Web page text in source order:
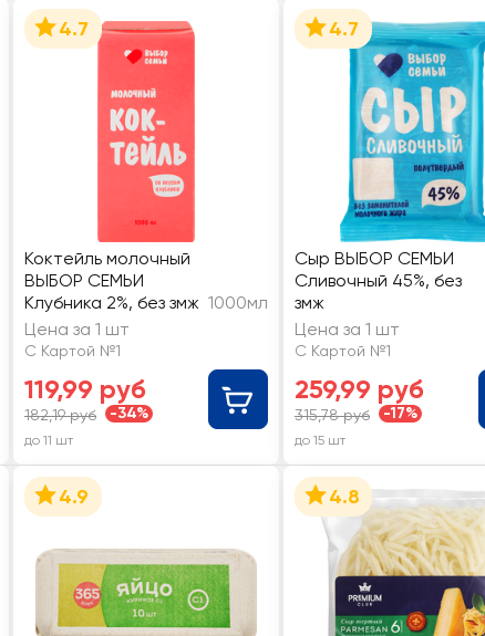
4.7
Коктейль молочный
ВЫБОР СЕМЬИ
Клубника 2%, без змж 1000мл
Цена за 1 шт
С Картой №1
119,99 руб
182,19 руб -34%
до 11 шт
4.7
Сыр ВЫБОР СЕМЬИ
Сливочный 45%, без
змж
Цена за 1 шт
С Картой №1
259,99 руб
315,78 руб -17%
до 15 шт
4.9 4.8